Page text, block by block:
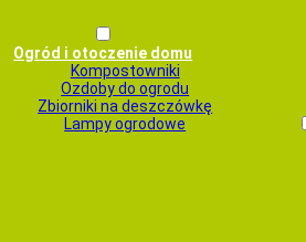
Ogród i otoczenie domu
Kompostowniki
Ozdoby do ogrodu
Zbiorniki na deszczówkę
Lampy ogrodowe